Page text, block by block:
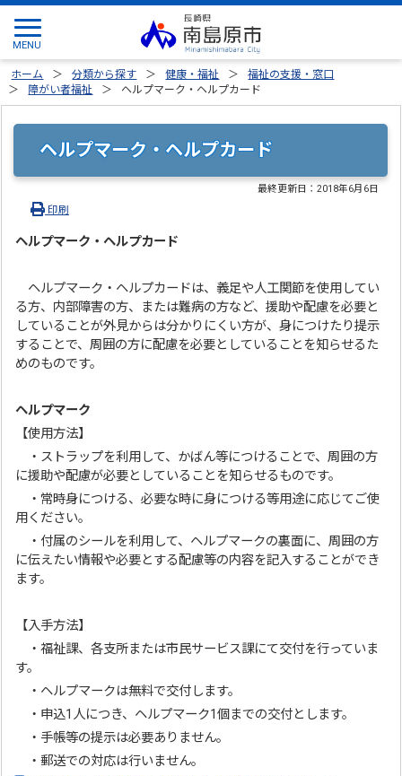
ホーム 分類から探す 健康・福祉
福祉の支援・窓口
障がい者福祉
ヘルプマーク・ヘルプカード
ヘルプマーク・ヘルプカード
最終更新日：2018年6月6日
印刷
ヘルプマーク・ヘルプカード
ヘルプマーク・ヘルプカードは、義足や人工関節を使用してい
る方、内部障害の方、または難病の方など、援助や配慮を必要と
していることが外見からは分かりにくい方が、身につけたり提示
することで、周囲の方に配慮を必要としていることを知らせるた
めのものです。
ヘルプマーク
【使用方法】
・ストラップを利用して、かばん等につけることで、周囲の方
に援助や配慮が必要としていることを知らせるものです。
・常時身につける、必要な時に身につける等用途に応じてご使
用ください。
・付属のシールを利用して、ヘルプマークの裏面に、周囲の方
に伝えたい情報や必要とする配慮等の内容を記入することができ
ます。
【入手方法】
・福祉課、各支所または市民サービス課にて交付を行っていま
す。
・ヘルプマークは無料で交付します。
・申込1人につき、ヘルプマーク1個までの交付とします。
・手帳等の提示は必要ありません。
・郵送での対応は行いません。